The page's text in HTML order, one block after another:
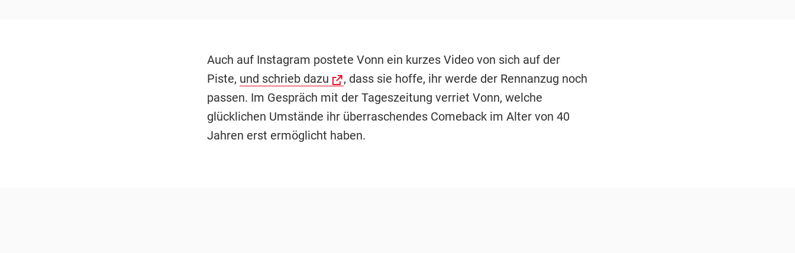
Auch auf Instagram postete Vonn ein kurzes Video von sich auf der
Piste, und schrieb dazu
, dass sie hoffe, ihr werde der Rennanzug noch
passen. Im Gespräch mit der Tageszeitung verriet Vonn, welche
glücklichen Umstände ihr überraschendes Comeback im Alter von 40
Jahren erst ermöglicht haben.